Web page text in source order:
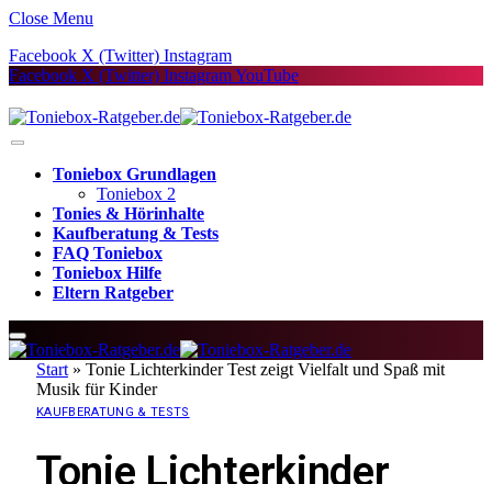
Close Menu
Facebook X (Twitter) Instagram
Facebook X (Twitter) InstagramYouTube
Toniebox Grundlagen
Toniebox 2
Tonies & Hörinhalte
Kaufberatung & Tests
FAQ Toniebox
Toniebox Hilfe
Eltern Ratgeber
Start » Tonie Lichterkinder Test zeigt Vielfalt und Spaß mit
Musik für Kinder
KAUFBERATUNG & TESTS
Tonie Lichterkinder